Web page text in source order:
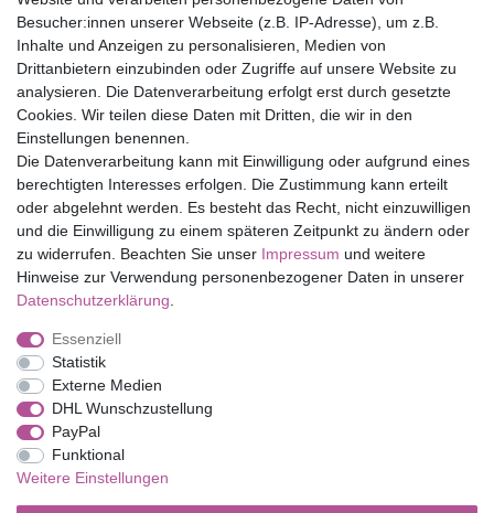
Versandfrei ab 75 € in Deutschland
Top Marken
Eduplay
Folia Bringmann
Shop
Mein Konto
Service
Versandkosten
Impressum
Barrierefreiheitserklärung
Besucher:innen unserer Webseite (z.B. IP-Adresse), um z.B.
Inhalte und Anzeigen zu personalisieren, Medien von
Drittanbietern einzubinden oder Zugriffe auf unsere Website zu
analysieren. Die Datenverarbeitung erfolgt erst durch gesetzte
Cookies. Wir teilen diese Daten mit Dritten, die wir in den
Einstellungen benennen.
Die Datenverarbeitung kann mit Einwilligung oder aufgrund eines
berechtigten Interesses erfolgen. Die Zustimmung kann erteilt
oder abgelehnt werden. Es besteht das Recht, nicht einzuwilligen
und die Einwilligung zu einem späteren Zeitpunkt zu ändern oder
zu widerrufen. Beachten Sie unser Impressum und weitere
Hinweise zur Verwendung personenbezogener Daten in unserer
Daten­schutz­erklärung
Essenziell
Statistik
Externe Medien
DHL Wunschzustellung
PayPal
Funktional
Weitere Einstellungen